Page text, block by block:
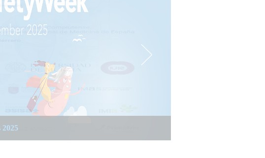
integrada social y sanitaria: Trabajar juntos
del 26 al 31 de enero (Murcia)
2025